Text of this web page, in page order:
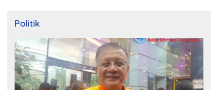
Politik